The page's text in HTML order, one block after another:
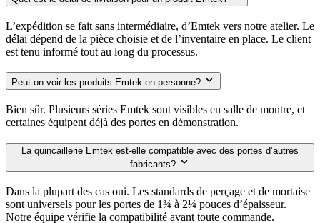
L’expédition se fait sans intermédiaire, d’Emtek vers notre atelier. Le
délai dépend de la pièce choisie et de l’inventaire en place. Le client
est tenu informé tout au long du processus.
Peut-on voir les produits Emtek en personne?
Bien sûr. Plusieurs séries Emtek sont visibles en salle de montre, et
certaines équipent déjà des portes en démonstration.
La quincaillerie Emtek est-elle compatible avec des portes d’autres
fabricants?
Dans la plupart des cas oui. Les standards de perçage et de mortaise
sont universels pour les portes de 1¾ à 2¼ pouces d’épaisseur.
Notre équipe vérifie la compatibilité avant toute commande.